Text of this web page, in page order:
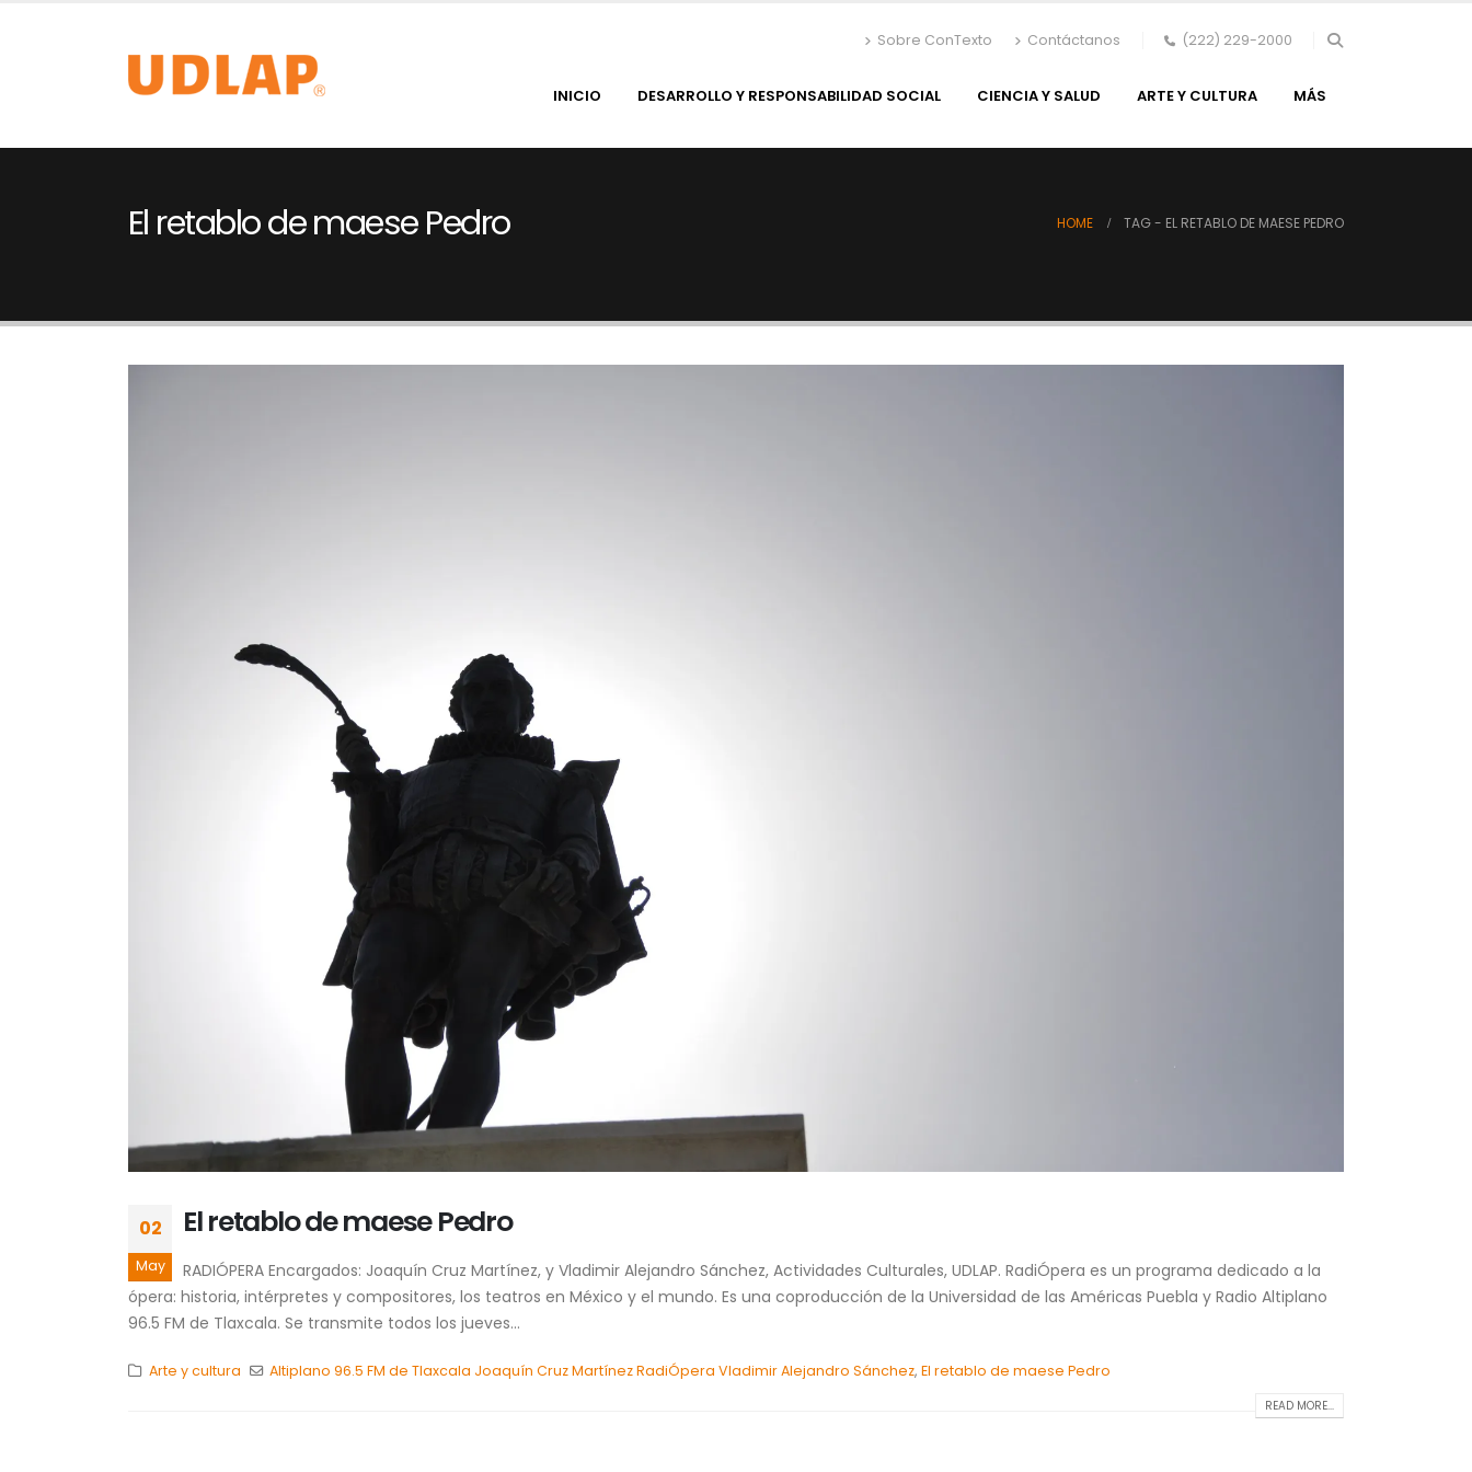
Sobre ConTexto Contáctanos (222) 229-2000
INICIO DESARROLLO Y RESPONSABILIDAD SOCIAL CIENCIA Y SALUD ARTE Y CULTURA MÁS
El retablo de maese Pedro HOME TAG - EL RETABLO DE MAESE PEDRO
02
May
El retablo de maese Pedro
RADIÓPERA Encargados: Joaquín Cruz Martínez, y Vladimir Alejandro Sánchez, Actividades Culturales, UDLAP. RadiÓpera es un programa dedicado a la
ópera: historia, intérpretes y compositores, los teatros en México y el mundo. Es una coproducción de la Universidad de las Américas Puebla y Radio Altiplano
96.5 FM de Tlaxcala. Se transmite todos los jueves...
Arte y cultura Altiplano 96.5 FM de Tlaxcala Joaquín Cruz Martínez RadiÓpera Vladimir Alejandro Sánchez,El retablo de maese Pedro
READ MORE...